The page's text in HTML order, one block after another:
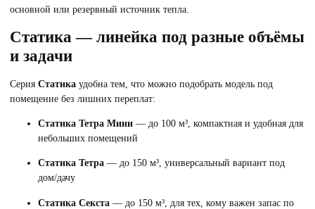
основной или резервный источник тепла.
Статика — линейка под разные объёмы
и задачи
СерияСтатика удобна тем, что можно подобрать модель под
помещение без лишних переплат:
Статика Тетра Мини — до 100 м³, компактная и удобная для
небольших помещений
Статика Тетра — до 150 м³, универсальный вариант под
дом/дачу
Статика Секста — до 150 м³, для тех, кому важен запас по